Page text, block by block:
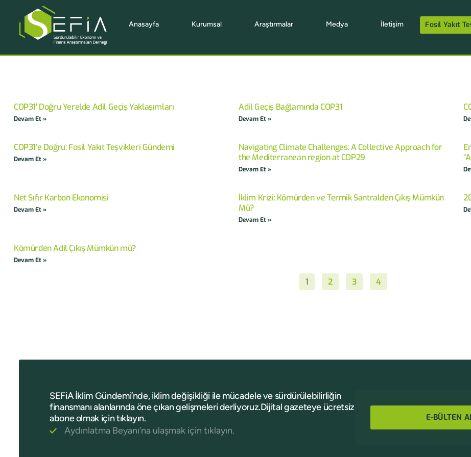
Anasayfa Kurumsal Araştırmalar Medya İletişim Fosil Yakıt
COP31′ Doğru Yerelde Adil Geçiş Yaklaşımları
Devam Et »
Adil Geçiş Bağlamında COP31
Devam Et »
COP31’e Doğru: Fosil Yakıt Teşvikleri Gündemi
Devam Et »
Navigating Climate Challenges: A Collective Approach for
the Mediterranean region at COP29
Devam Et »
Net Sıfır Karbon Ekonomisi
Devam Et »
İklim Krizi: Kömürden ve Termik Santralden Çıkış Mümkün
Mü?
Devam Et »
Kömürden Adil Çıkış Mümkün mü?
Devam Et »
1 2 3 4
SEFiA İklim Gündemi’nde, iklim değişikliği ile mücadele ve sürdürülebilirliğin
finansmanı alanlarında öne çıkan gelişmeleri derliyoruz.Dijital gazeteye ücretsiz
abone olmak için tıklayın.
Aydınlatma Beyanı’na ulaşmak için tıklayın.
E-BÜLTEN